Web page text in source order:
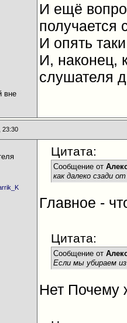
И ещё
получается
И опять
И, наконец,
слушателя
23:30
Цитата:
Сообщение от
как далеко сзади
Главное -
Цитата:
Сообщение от
Если мы убираем
Нет Почему